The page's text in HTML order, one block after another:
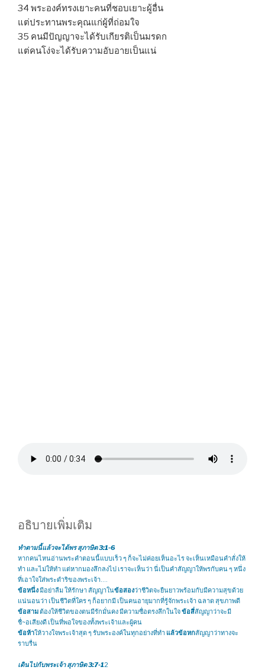
34 พระองค์ทรงเยาะคนที่ชอบเยาะผู้อื่น
แต่ประทานพระคุณแก่ผู้ที่ถ่อมใจ
35 คนมีปัญญาจะได้รับเกียรติเป็นมรดก
แต่คนโง่จะได้รับความอับอายเป็นแน่
อธิบายเพิ่มเติม
ทำตามนี้แล้วจะได้พร สุภาษิต 3:1-6
หากคนไหนอ่านพระคำตอนนี้แบบเร็ว ๆ ก็จะไม่ค่อยเห็นอะไร จะเห็นเหมือนคำสั่งให้
ทำ และไม่ให้ทำ แต่หากมองลึกลงไป เราจะเห็นว่า นี่เป็นคำสัญญาให้พรกับคน ๆ หนึ่ง
ที่เอาใจใส่พระดำริของพระเจ้า….
ข้อหนึ่งมีอย่าลืม ให้รักษา สัญญาในข้อสองว่าชีวิตจะยืนยาวพร้อมกับมีความสุขด้วย
แน่นอนว่า เป็นชีวิตที่ใคร ๆ ก็อยากมี เป็นคนอายุมากที่รู้จักพระเจ้า ฉลาด สุขภาพดี
ข้อสามต้องให้ชีวิตของตนมีรักมั่นคง มีความซื่อตรงลึกในใจข้อสี่สัญญาว่าจะมี
ชื่~อเสียงดี เป็นที่พอใจของทั้งพระเจ้าและผู้คน
ข้อห้าให้วางใจพระเจ้าสุด ๆ รับพระองค์ในทุกอย่างที่ทำ แล้วข้อหกสัญญาว่าทางจะ
ราบรื่น
เดินไปกับพระเจ้า สุภาษิต 3:7-12